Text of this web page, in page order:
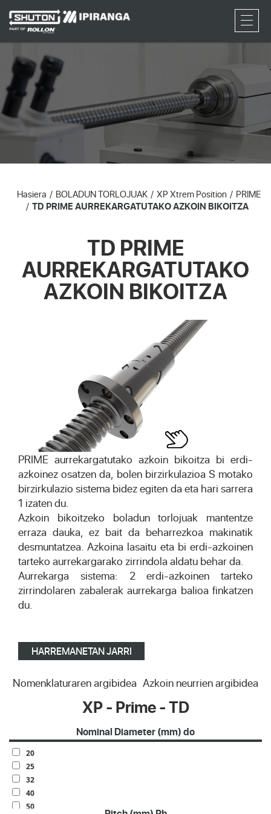
RFQ
Hasiera BOLADUN TORLOJUAK XP Xtrem Position
PRIME
TD PRIME AURREKARGATUTAKO AZKOIN BIKOITZA
TD PRIME
AURREKARGATUTAKO
AZKOIN BIKOITZA
PRIME aurrekargatutako azkoin bikoitza bi erdi-
azkoinez osatzen da, bolen birzirkulazioa S motako
birzirkulazio sistema bidez egiten da eta hari sarrera
1 izaten du.
Azkoin bikoitzeko boladun torlojuak mantentze
erraza dauka, ez bait da beharrezkoa makinatik
desmuntatzea. Azkoina lasaitu eta bi erdi-azkoinen
tarteko aurrekargarako zirrindola aldatu behar da.
Aurrekarga sistema: 2 erdi-azkoinen tarteko
zirrindolaren zabalerak aurrekarga balioa finkatzen
du.
HARREMANETAN JARRI
Nomenklaturaren argibidea Azkoin neurrien argibidea
XP - Prime - TD
Nominal Diameter (mm) do
20
25
32
40
50